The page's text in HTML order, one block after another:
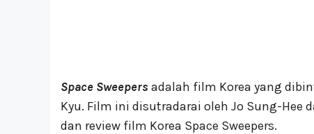
Space Sweepers adalah film Korea yang
Kyu. Film ini disutradarai oleh Jo Sung-
dan review film Korea Space Sweepers.